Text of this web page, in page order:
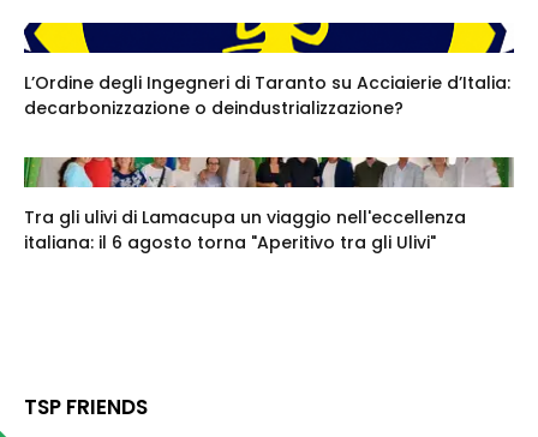
L’Ordine degli Ingegneri di Taranto su Acciaierie d’Italia:
decarbonizzazione o deindustrializzazione?
Tra gli ulivi di Lamacupa un viaggio nell'eccellenza
italiana: il 6 agosto torna "Aperitivo tra gli Ulivi"
TSP FRIENDS